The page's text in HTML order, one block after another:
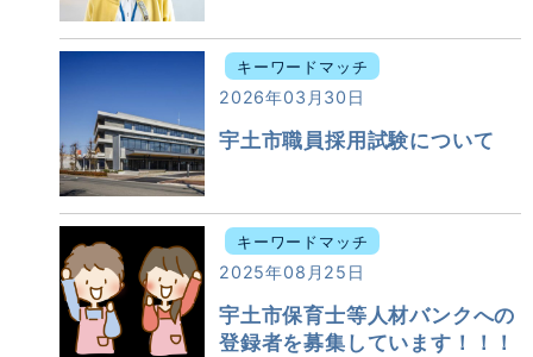
キーワードマッチ
2026年03月30日
宇土市職員採用試験について
キーワードマッチ
2025年08月25日
宇土市保育士等人材バンクへの
登録者を募集しています！！！